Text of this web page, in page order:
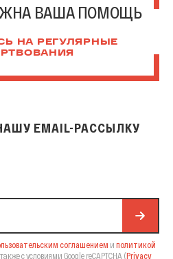
ВАША ПОМОЩЬ
НА РЕГУЛЯРНЫЕ
EMAIL-РАССЫЛКУ
соглашением и политикой
с условиями Google reCAPTCHA (Privacy